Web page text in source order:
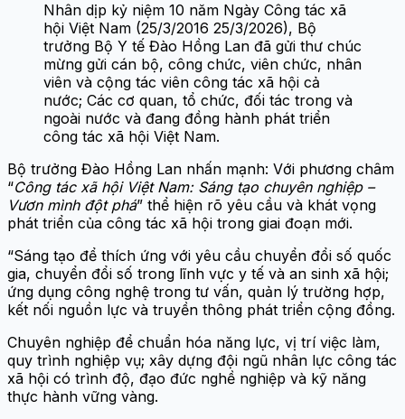
Nhân dịp kỷ niệm 10 năm Ngày Công tác xã
hội Việt Nam (25/3/2016 25/3/2026), Bộ
trưởng Bộ Y tế Đào Hồng Lan đã gửi thư chúc
mừng gửi cán bộ, công chức, viên chức, nhân
viên và cộng tác viên công tác xã hội cả
nước; Các cơ quan, tổ chức, đối tác trong và
ngoài nước và đang đồng hành phát triển
công tác xã hội Việt Nam.
Bộ trưởng Đào Hồng Lan nhấn mạnh: Với phương châm
“Công tác xã hội Việt Nam: Sáng tạo chuyên nghiệp –
Vươn mình đột phá” thể hiện rõ yêu cầu và khát vọng
phát triển của công tác xã hội trong giai đoạn mới.
“Sáng tạo để thích ứng với yêu cầu chuyển đổi số quốc
gia, chuyển đổi số trong lĩnh vực y tế và an sinh xã hội;
ứng dụng công nghệ trong tư vấn, quản lý trường hợp,
kết nối nguồn lực và truyền thông phát triển cộng đồng.
Chuyên nghiệp để chuẩn hóa năng lực, vị trí việc làm,
quy trình nghiệp vụ; xây dựng đội ngũ nhân lực công tác
xã hội có trình độ, đạo đức nghề nghiệp và kỹ năng
thực hành vững vàng.